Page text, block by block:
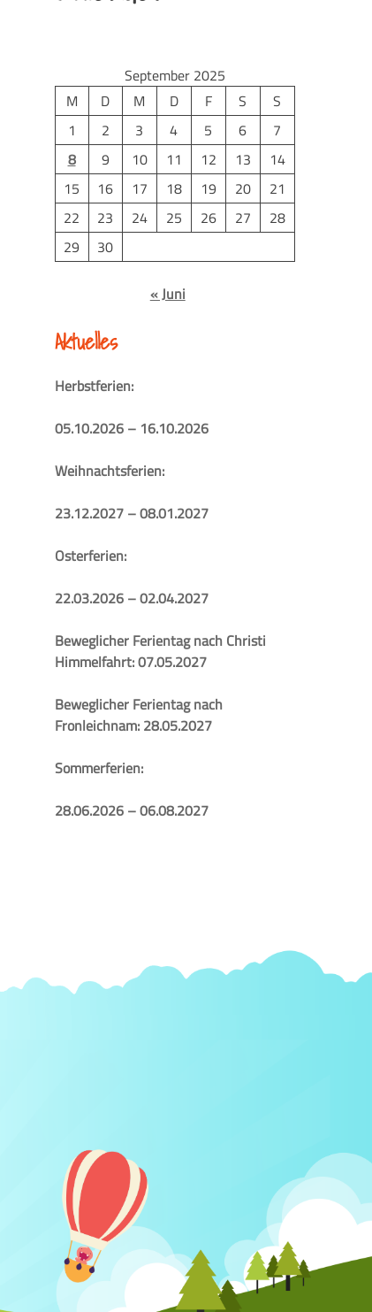
September 2025
M
D M D F S
S
1
2 3 4 5 6
7
8
9 10 11 12 13
14
15
16 17 18 19 20
21
22
23 24 25 26 27
28
29
30
« Juni
Aktuelles
Herbstferien:
05.10.2026 – 16.10.2026
Weihnachtsferien:
23.12.2027 – 08.01.2027
Osterferien:
22.03.2026 – 02.04.2027
Beweglicher Ferientag nach Christi
Himmelfahrt: 07.05.2027
Beweglicher Ferientag nach
Fronleichnam: 28.05.2027
Sommerferien:
28.06.2026 – 06.08.2027